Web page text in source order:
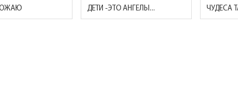
ДЕТИ -ЭТО АНГЕЛЫ...